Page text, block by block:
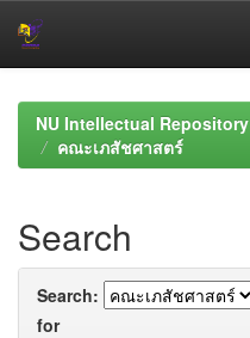
navigationNU Intellectual Repository
คณะเภสัชศาสตร์
Search
Search:
for